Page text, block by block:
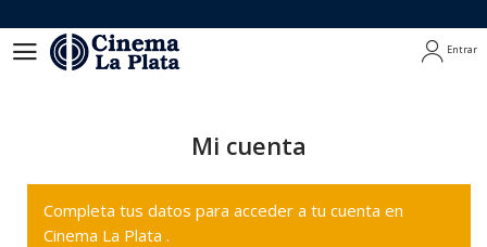
Entrar
Mi cuenta
Completa tus datos para acceder a tu cuenta en
Cinema La Plata .